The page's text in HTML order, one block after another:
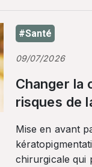
#Santé
09/07/2026
Changer la
risques de
Mise en avant
chirurgicale qui